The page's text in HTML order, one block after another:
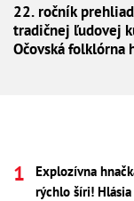
22. ročník
tradičnej ľudovej
Očovská folklórna
Explozívna
rýchlo šíri!